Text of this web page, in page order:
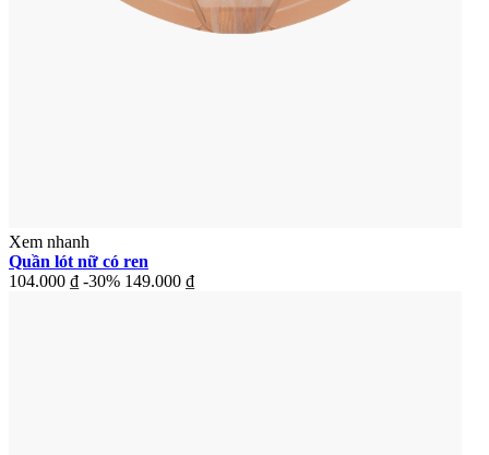
Xem nhanh
Quần lót nữ có ren
104.000 ₫ -30% 149.000 ₫